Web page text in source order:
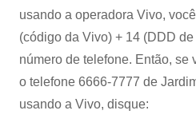
usando a operadora Vivo,
(código da Vivo) + 14 (DDD
número de telefone. Então, se
o telefone 6666-7777 de
usando a Vivo, disque: